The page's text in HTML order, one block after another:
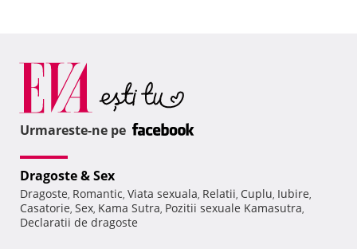
Urmareste-ne pe
Dragoste & Sex
Dragoste, Romantic, Viata sexuala, Relatii, Cuplu, Iubire,
Casatorie, Sex, Kama Sutra, Pozitii sexuale Kamasutra,
Declaratii de dragoste